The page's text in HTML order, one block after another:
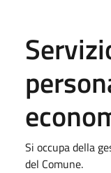
Si occupa della
del Comune.